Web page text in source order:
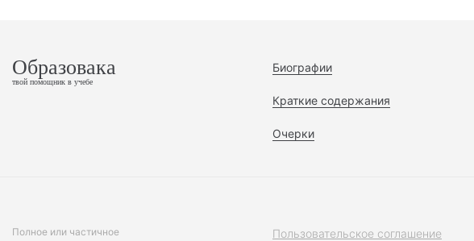
Образовака
твой помощник в учебе
Биографии
Краткие содержания
Очерки
Полное или частичное
Пользовательское соглашение